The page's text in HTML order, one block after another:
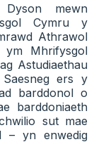
mewn
Cymru y
Athrawol
ym Mhrifysgol
Astudiaethau
ers y
barddonol o
barddoniaeth
sut mae
– yn enwedig